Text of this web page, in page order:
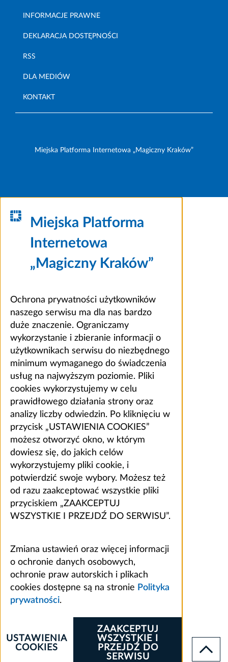
INFORMACJE PRAWNE
DEKLARACJA DOSTĘPNOŚCI
RSS
DLA MEDIÓW
KONTAKT
Miejska Platforma Internetowa „Magiczny Kraków”
Miejska Platforma
Internetowa
„Magiczny Kraków”
Ochrona prywatności użytkowników
naszego serwisu ma dla nas bardzo
duże znaczenie. Ograniczamy
wykorzystanie i zbieranie informacji o
użytkownikach serwisu do niezbędnego
minimum wymaganego do świadczenia
usług na najwyższym poziomie. Pliki
cookies wykorzystujemy w celu
prawidłowego działania strony oraz
analizy liczby odwiedzin. Po kliknięciu w
przycisk „USTAWIENIA COOKIES”
możesz otworzyć okno, w którym
dowiesz się, do jakich celów
wykorzystujemy pliki cookie, i
potwierdzić swoje wybory. Możesz też
od razu zaakceptować wszystkie pliki
przyciskiem „ZAAKCEPTUJ
WSZYSTKIE I PRZEJDŹ DO SERWISU”.
Zmiana ustawień oraz więcej informacji
o ochronie danych osobowych,
ochronie praw autorskich i plikach
cookies dostępne są na stronie Polityka
prywatności.
ZAAKCEPTUJ
WSZYSTKIE I
PRZEJDŹ DO
SERWISU
USTAWIENIA
COOKIES